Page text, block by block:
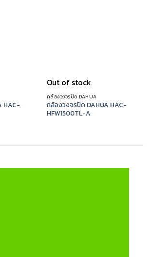
HAC-
Out of stock
กล้องวงจรปิด DAHUA
กล้องวงจรปิด DAHUA HAC-
HFW1500TL-A